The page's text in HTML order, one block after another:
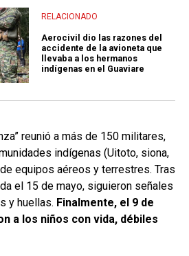
RELACIONADO
Aerocivil dio las razones del
accidente de la avioneta que
llevaba a los hermanos
indígenas en el Guaviare
reunió a más de 150 militares,
indígenas (Uitoto, siona,
equipos aéreos y terrestres. Tras
el 15 de mayo, siguieron señales
y huellas. Finalmente, el 9 de
a los niños con vida, débiles